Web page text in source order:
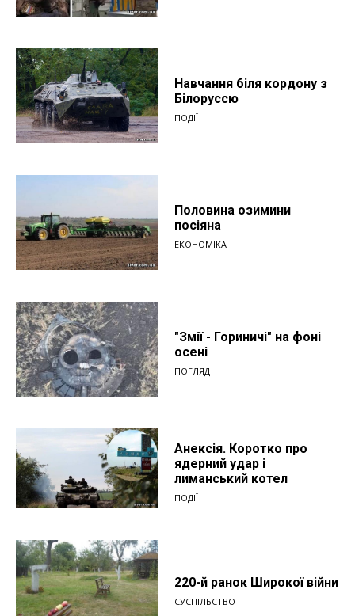
Навчання біля кордону з
Білоруссю
ПОДІЇ
Половина озимини
посіяна
ЕКОНОМІКА
"Змії - Гориничі" на фоні
осені
ПОГЛЯД
Анексія. Коротко про
ядерний удар і
лиманський котел
ПОДІЇ
220-й ранок Широкої війни
СУСПІЛЬСТВО